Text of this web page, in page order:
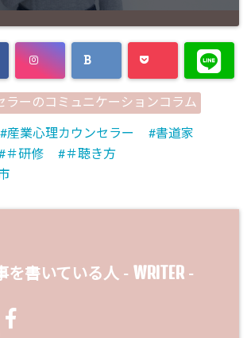
ラーのコミュニケーションコラム
#産業心理カウンセラー
書道家
＃研修
＃聴き方
を書いている人 - WRITER-